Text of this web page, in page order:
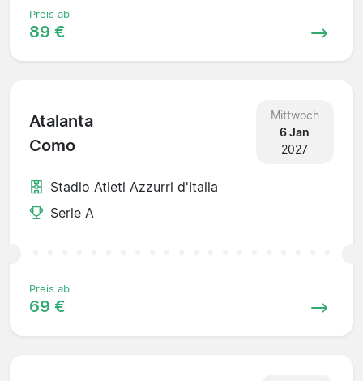
Preis ab
89 €
Atalanta
Como
Mittwoch
6 Jan
2027
Stadio Atleti Azzurri d'Italia
Serie A
Preis ab
69 €